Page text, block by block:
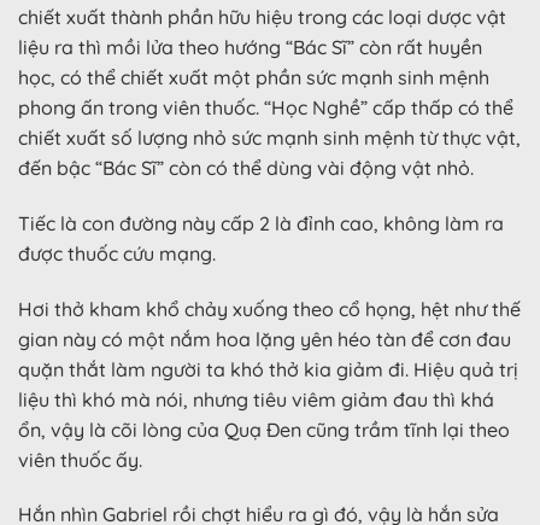
chiết xuất thành phần hữu hiệu trong các loại dược vật
liệu ra thì mồi lửa theo hướng “Bác Sĩ” còn rất huyền
học, có thể chiết xuất một phần sức mạnh sinh mệnh
phong ấn trong viên thuốc. “Học Nghề” cấp thấp có thể
chiết xuất số lượng nhỏ sức mạnh sinh mệnh từ thực vật,
đến bậc “Bác Sĩ” còn có thể dùng vài động vật nhỏ.
Tiếc là con đường này cấp 2 là đỉnh cao, không làm ra
được thuốc cứu mạng.
Hơi thở kham khổ chảy xuống theo cổ họng, hệt như thế
gian này có một nắm hoa lặng yên héo tàn để cơn đau
quặn thắt làm người ta khó thở kia giảm đi. Hiệu quả trị
liệu thì khó mà nói, nhưng tiêu viêm giảm đau thì khá
ổn, vậy là cõi lòng của Quạ Đen cũng trầm tĩnh lại theo
viên thuốc ấy.
Hắn nhìn Gabriel rồi chợt hiểu ra gì đó, vậy là hắn sửa